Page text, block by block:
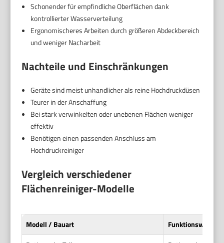
Schonender für empfindliche Oberflächen dank
kontrollierter Wasserverteilung
Ergonomischeres Arbeiten durch größeren Abdeckbereich
und weniger Nacharbeit
Nachteile und Einschränkungen
Geräte sind meist unhandlicher als reine Hochdruckdüsen
Teurer in der Anschaffung
Bei stark verwinkelten oder unebenen Flächen weniger
effektiv
Benötigen einen passenden Anschluss am
Hochdruckreiniger
Vergleich verschiedener
Flächenreiniger-Modelle
Modell / Bauart
Funktionsweise